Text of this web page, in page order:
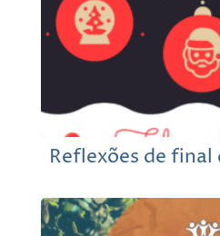
Reflexões de final